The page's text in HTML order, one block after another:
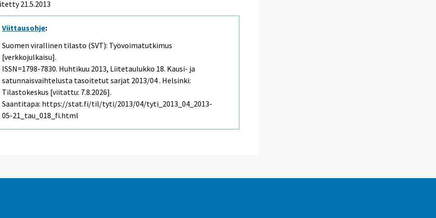
21.5.2013
Viittausohje:
Suomen virallinen tilasto (SVT): Työvoimatutkimus
[verkkojulkaisu].
ISSN=1798-7830. Huhtikuu 2013, Liitetaulukko 18. Kausi- ja
satunnaisvaihtelusta tasoitetut sarjat 2013/04 . Helsinki:
Tilastokeskus [viitattu: 7.8.2026].
Saantitapa: https://stat.fi/til/tyti/2013/04/tyti_2013_04_2013-
05-21_tau_018_fi.html